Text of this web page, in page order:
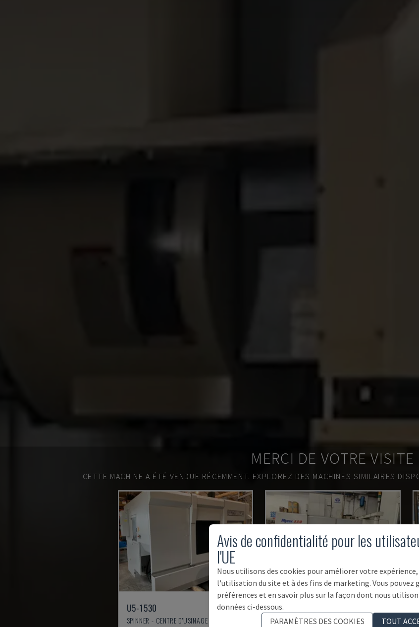
MERCI DE VOTRE VISITE
CETTE MACHINE A ÉTÉ VENDUE RÉCEMMENT. EXPLOREZ DES MACHINES SIMILAIRES
U5-1530
SPINNER - CENTRE D'USINAGE VERTICAL
MYNX 550
DAEWOO - CENTRE D'USINAGE VERTICAL
Avis de confidentialité pour les
l'UE
Nous utilisons des cookies pour améliorer votre
l'utilisation du site et à des fins de marketing. Vous pouvez
préférences et en savoir plus sur la façon dont nous
données ci-dessous.
PARAMÈTRES DES COOKIES
TOUT